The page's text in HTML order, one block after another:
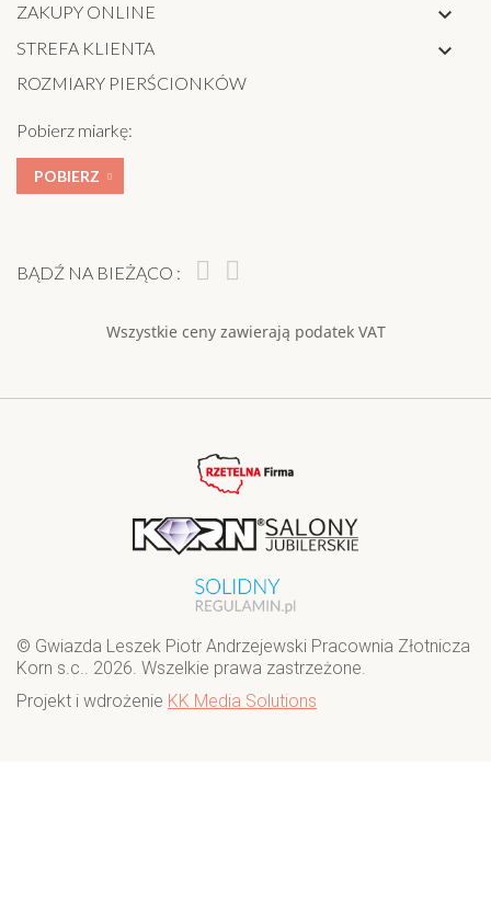
ZAKUPY ONLINE 
STREFA KLIENTA 
ROZMIARY PIERŚCIONKÓW
Pobierz miarkę:
POBIERZ
BĄDŹ NA BIEŻĄCO :
Wszystkie ceny zawierają podatek VAT
© Gwiazda Leszek Piotr Andrzejewski Pracownia Złotnicza
Korn s.c.. 2026. Wszelkie prawa zastrzeżone.
Projekt i wdrożenie KK Media Solutions